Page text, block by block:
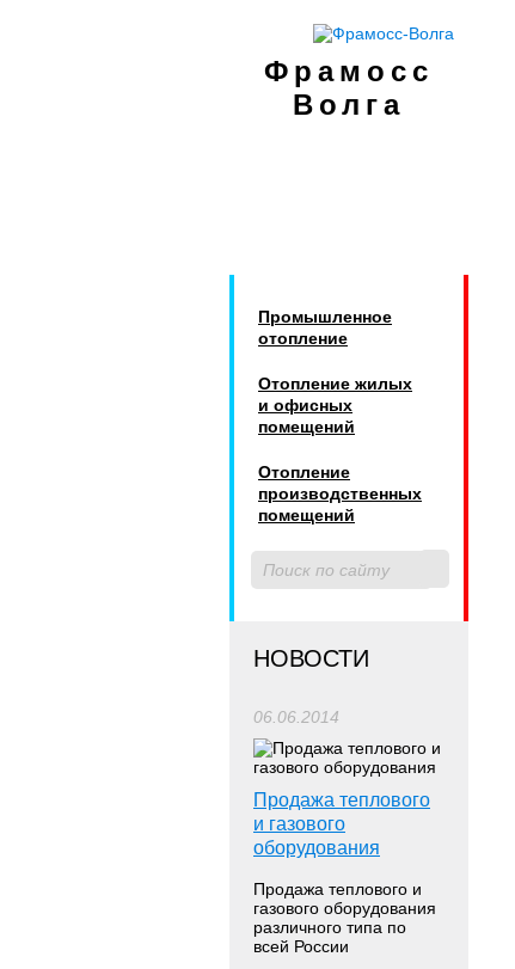
Фрамосс
Волга
Промышленное
отопление
Отопление жилых
и офисных
помещений
Отопление
производственных
помещений
НОВОСТИ
06.06.2014
Продажа теплового
и газового
оборудования
Продажа теплового и
газового оборудования
различного типа по
всей России